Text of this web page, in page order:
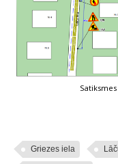
Griezes iela